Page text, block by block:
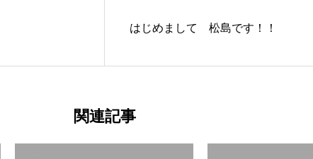
はじめまして 松島です！！
関連記事